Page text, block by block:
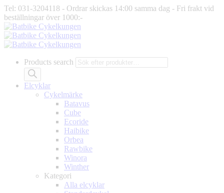
Tel: 031-3204118 - Ordrar skickas 14:00 samma dag - Fri frakt vid
beställningar över 1000:-
Products search
Elcyklar
Cykelmärke
Batavus
Cube
Ecoride
Haibike
Orbea
Rawbike
Winora
Winther
Kategori
Alla elcyklar